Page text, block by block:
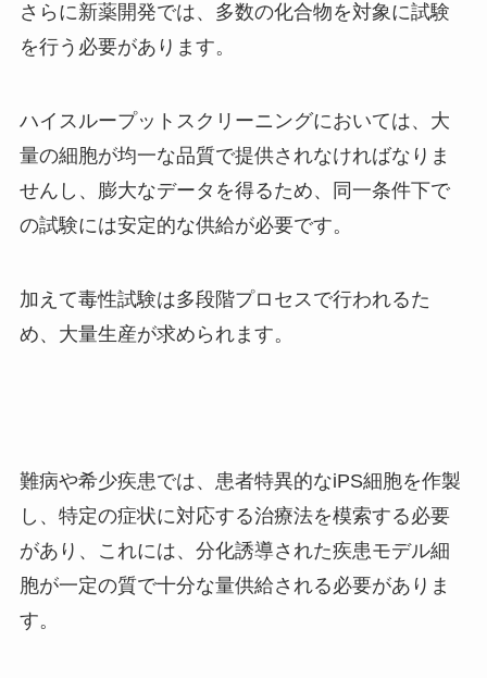
さらに新薬開発では、多数の化合物を対象に試験
を行う必要があります。
ハイスループットスクリーニングにおいては、大
量の細胞が均一な品質で提供されなければなりま
せんし、膨大なデータを得るため、同一条件下で
の試験には安定的な供給が必要です。
加えて毒性試験は多段階プロセスで行われるた
め、大量生産が求められます。
難病や希少疾患では、患者特異的なiPS細胞を作製
し、特定の症状に対応する治療法を模索する必要
があり、これには、分化誘導された疾患モデル細
胞が一定の質で十分な量供給される必要がありま
す。